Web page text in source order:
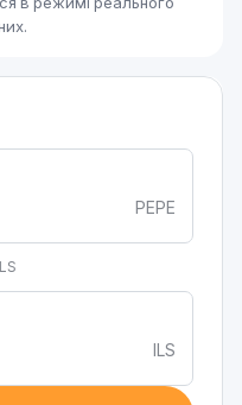
PEPE
ILS